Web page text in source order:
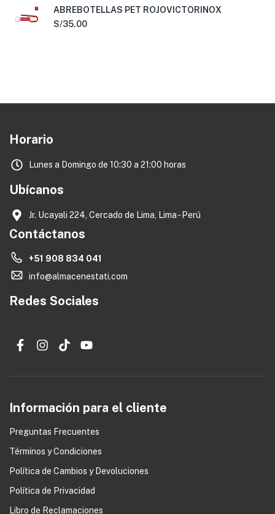
ABREBOTELLAS PET ROJOVICTORINOX
S/35.00
Horario
Lunes a Domingo de 10:30 a 21:00 horas
Ubícanos
Jr. Ucayali 224, Cercado de Lima, Lima - Perú
Contáctanos
+51 908 834 041
info@almacenestati.com
Redes Sociales
Información para el cliente
Preguntas Frecuentes
Términos y Condiciones
Política de Cambios y Devoluciones
Política de Privacidad
Libro de Reclamaciones